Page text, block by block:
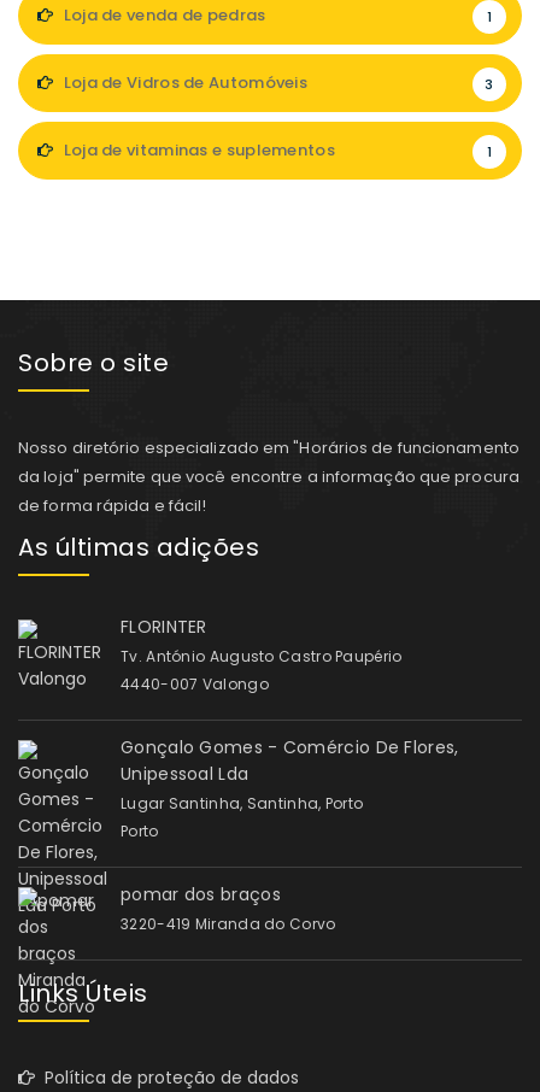
Loja de venda de pedras 1
Loja de Vidros de Automóveis 3
Loja de vitaminas e suplementos 1
Sobre o site
Nosso diretório especializado em "Horários de funcionamento
da loja" permite que você encontre a informação que procura
de forma rápida e fácil!
As últimas adições
FLORINTER
Tv. António Augusto Castro Paupério
4440-007 Valongo
Gonçalo Gomes - Comércio De Flores,
Unipessoal Lda
Lugar Santinha, Santinha, Porto
Porto
pomar dos braços
3220-419 Miranda do Corvo
Links Úteis
Política de proteção de dados